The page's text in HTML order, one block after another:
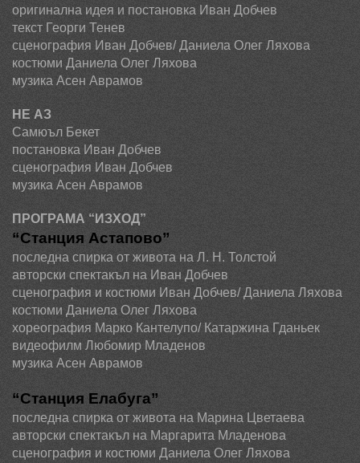
оригинална идея и постановка Иван Добчев
текст Георги Тенев
сценография Иван Добчев/ Даниела Олег Ляхова
костюми Даниела Олег Ляхова
музика Асен Аврамов
НЕ АЗ
Самюъл Бекет
постановка Иван Добчев
сценография Иван Добчев
музика Асен Аврамов
ПРОГРАМА “ИЗХОД”
“Станция Астапово”
последна спирка от живота на Л. Н. Толстой
авторски спектакъл на Иван Добчев
сценография и костюми Иван Добчев/ Даниела Ляхова
костюми Даниела Олег Ляхова
хореография Марко Кантелупо/ Катаржина Гданьек
видеофилм Любомир Младенов
музика Асен Аврамов
“Станция Елабуга”
последна спирка от живота на Марина Цветаева
авторски спектакъл на Маргарита Младенова
сценография и костюми Даниела Олег Ляхова